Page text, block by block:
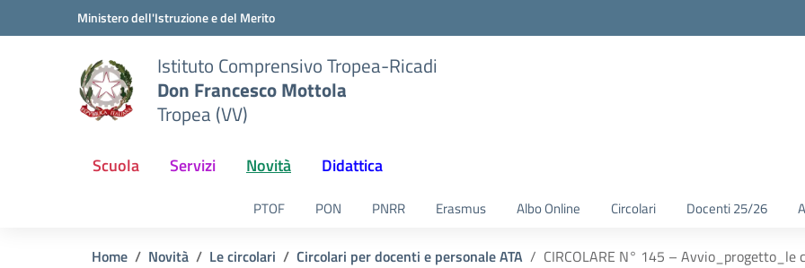
Vai ai contenuti
Vai al menu di navigazioneMinistero dell'Istruzione e del Merito
Istituto Comprensivo Tropea-Ricadi
Don Francesco Mottola
Tropea (VV)
Scuola Servizi Novità Didattica
PTOF PON PNRR Erasmus Albo Online Circolari Docenti 25/26
Home Novità Le circolari Circolari per docenti e personale ATA CIRCOLARE N° 145 –